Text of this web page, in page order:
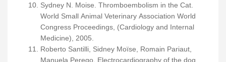
Sydney N. Moise. Thromboembolism in the Cat.
World Small Animal Veterinary Association World
Congress Proceedings, (Cardiology and Internal
Medicine), 2005.
Roberto Santilli, Sidney Moïse, Romain Pariaut,
Manuela Perego. Electrocardiography of the dog